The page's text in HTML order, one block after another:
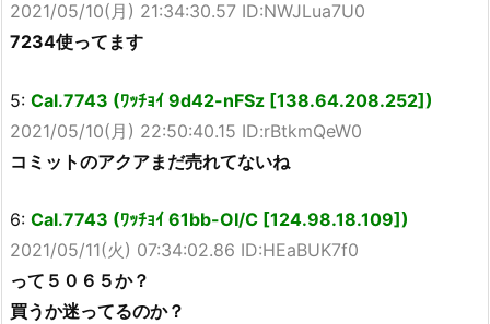
2021/05/10(月) 21:34:30.57 ID:NWJLua7U0
7234使ってます
5: Cal.7743 (ﾜｯﾁｮｲ 9d42-nFSz [138.64.208.252])
2021/05/10(月) 22:50:40.15 ID:rBtkmQeW0
コミットのアクアまだ売れてないね
6: Cal.7743 (ﾜｯﾁｮｲ 61bb-OI/C [124.98.18.109])
2021/05/11(火) 07:34:02.86 ID:HEaBUK7f0
って５０６５か？
買うか迷ってるのか？